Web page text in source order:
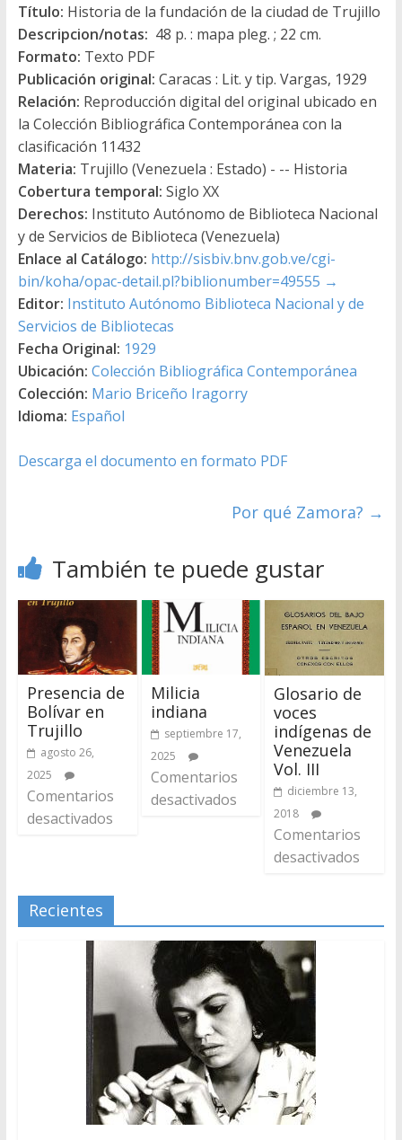
Título: Historia de la fundación de la ciudad de Trujillo
Descripcion/notas: 48 p. : mapa pleg. ; 22 cm.
Formato: Texto PDF
Publicación original: Caracas : Lit. y tip. Vargas, 1929
Relación: Reproducción digital del original ubicado en
la Colección Bibliográfica Contemporánea con la
clasificación 11432
Materia: Trujillo (Venezuela : Estado) - -- Historia
Cobertura temporal: Siglo XX
Derechos: Instituto Autónomo de Biblioteca Nacional
y de Servicios de Biblioteca (Venezuela)
Enlace al Catálogo: http://sisbiv.bnv.gob.ve/cgi-
bin/koha/opac-detail.pl?biblionumber=49555 →
Editor: Instituto Autónomo Biblioteca Nacional y de
Servicios de Bibliotecas
Fecha Original: 1929
Ubicación: Colección Bibliográfica Contemporánea
Colección: Mario Briceño Iragorry
Idioma: Español
Descarga el documento en formato PDF
Por qué Zamora? →
También te puede gustar
Presencia de
Bolívar en
Trujillo
agosto 26,
2025
Comentarios
desactivados
Milicia
indiana
septiembre 17,
2025
Comentarios
desactivados
Glosario de
voces
indígenas de
Venezuela
Vol. III
diciembre 13,
2018
Comentarios
desactivados
Recientes